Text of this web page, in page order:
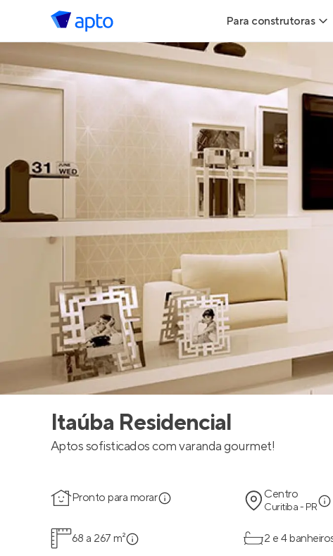
Para construtoras
Geração de
Geração de
Geração de
Maiores
Parcerias
Anunciar Imóveis
Itaúba Residencial
Aptos sofisticados com varanda gourmet!
Pronto para morar Centro
Curitiba - PR
68 a 267 m² 2 e 4